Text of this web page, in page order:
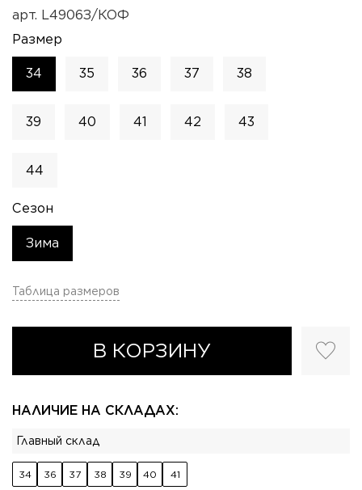
арт. L4906З/КОФ
Таблица размеров
В КОРЗИНУ
НАЛИЧИЕ НА СКЛАДАХ:
Главный склад
34 36 37 38 39 40 41
Размер
34 35 36 37 38
39 40 41 42 43
44
Сезон
Зима